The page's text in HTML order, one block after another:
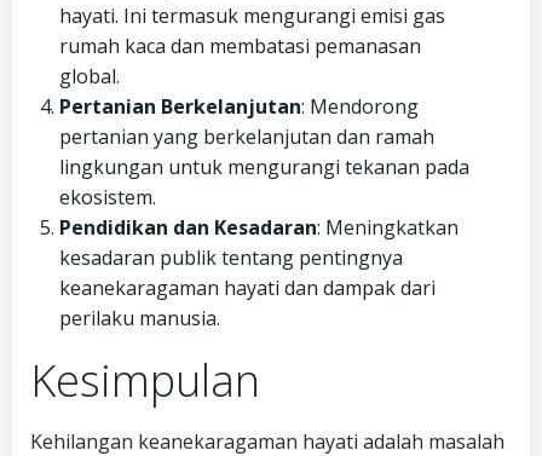
hayati. Ini termasuk mengurangi emisi gas
rumah kaca dan membatasi pemanasan
global.
Pertanian Berkelanjutan: Mendorong
pertanian yang berkelanjutan dan ramah
lingkungan untuk mengurangi tekanan pada
ekosistem.
Pendidikan dan Kesadaran: Meningkatkan
kesadaran publik tentang pentingnya
keanekaragaman hayati dan dampak dari
perilaku manusia.
Kesimpulan
Kehilangan keanekaragaman hayati adalah masalah